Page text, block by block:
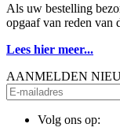
Als uw bestelling
opgaaf van reden van
Lees hier meer...
AANMELDEN
Volg ons op: